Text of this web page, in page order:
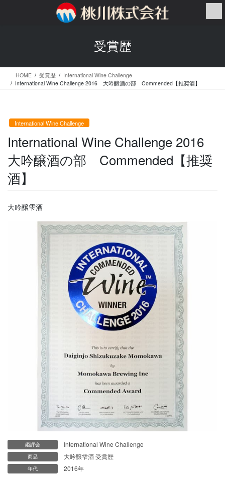
ス
ン
受賞歴
HOME 受賞歴
International Wine Challenge
International Wine Challenge 2016 大吟醸酒の部 Commended【推奨酒】
International Wine Challenge
International Wine Challenge 2016
大吟醸酒の部 Commended【推奨
酒】
大吟醸雫酒
鑑評会 International Wine Challenge
商品 大吟醸雫酒 受賞歴
年代 2016年